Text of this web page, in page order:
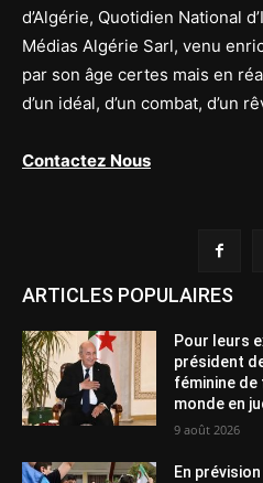
d’Algérie, Quotidien National
Médias Algérie Sarl, venu
par son âge certes mais en
d’un idéal, d’un combat, d’un
Contactez Nous
ARTICLES POPULAIRES
Pour leurs
président
féminine
monde en
9 août 2026
En